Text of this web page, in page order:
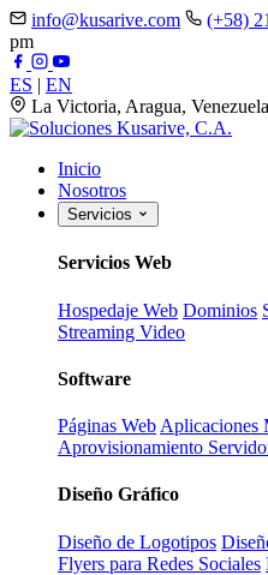
info@kusarive.com (+58)
pm
ES | EN
La Victoria, Aragua, Venezuela
Inicio
Nosotros
Servicios
Servicios Web
Hospedaje Web Dominios
Streaming Video
Software
Páginas Web Aplicaciones
Aprovisionamiento
Diseño Gráfico
Diseño de Logotipos
Flyers para Redes Sociales